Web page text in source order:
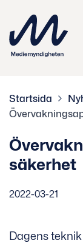
Startsida
säkerhet
2022-03-21
Dagens